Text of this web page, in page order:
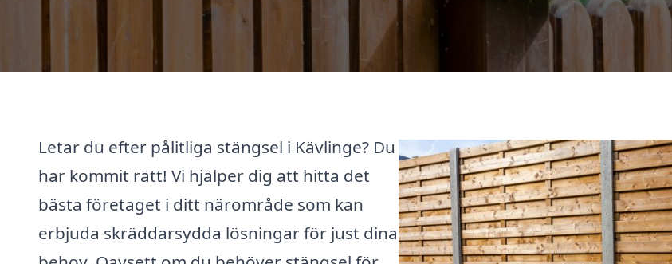
Letar du efter pålitliga stängsel i Kävlinge? Du
har kommit rätt! Vi hjälper dig att hitta det
bästa företaget i ditt närområde som kan
erbjuda skräddarsydda lösningar för just dina